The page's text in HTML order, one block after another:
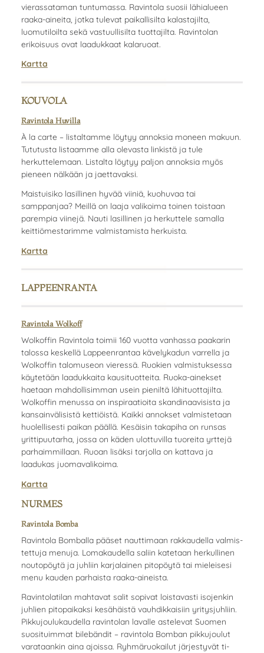
vierassataman tuntumassa. Ravintola suosii lähialueen
raaka-aineita, jotka tulevat paikallisilta kalastajilta,
luomutiloilta sekä vastuullisilta tuottajilta. Ravintolan
erikoisuus ovat laadukkaat kalaruoat.
Kartta
KOUVOLA
Ravintola Huvilla
À la carte – listaltamme löytyy annoksia moneen makuun.
Tututusta listaamme alla olevasta linkistä ja tule
herkuttelemaan. Listalta löytyy paljon annoksia myös
pieneen nälkään ja jaettavaksi.
Maistuisiko lasillinen hyvää viiniä, kuohuvaa tai
samppanjaa? Meillä on laaja valikoima toinen toistaan
parempia viinejä. Nauti lasillinen ja herkuttele samalla
keittiömestarimme valmistamista herkuista.
Kartta
LAPPEENRANTA
Ravintola Wolkoff
Wolkoffin Ravintola toimii 160 vuotta vanhassa paakarin
talossa keskellä Lappeenrantaa kävelykadun varrella ja
Wolkoffin talomuseon vieressä. Ruokien valmistuksessa
käytetään laadukkaita kausituotteita. Ruoka-ainekset
haetaan mahdollisimman usein pieniltä lähituottajilta.
Wolkoffin menussa on inspiraatioita skandinaavisista ja
kansainvälisistä kettiöistä. Kaikki annokset valmistetaan
huolellisesti paikan päällä. Kesäisin takapiha on runsas
yrittipuutarha, jossa on käden ulottuvilla tuoreita yrttejä
parhaimmillaan. Ruoan lisäksi tarjolla on kattava ja
laadukas juomavalikoima.
Kartta
NURMES
Ravintola Bomba
Ra­vin­to­la Bom­bal­la pää­set naut­ti­maan rak­kau­del­la val­mis­
tet­tu­ja me­nu­ja. Lo­ma­kau­del­la sa­liin ka­te­taan her­kul­li­nen
nou­to­pöy­tä ja juh­liin kar­ja­lai­nen pi­to­pöy­tä tai mie­lei­se­si
menu kau­den par­hais­ta raaka-ai­neis­ta.
Ra­vin­to­la­ti­lan mah­ta­vat salit so­pi­vat lois­ta­vas­ti iso­jen­kin
juh­lien pi­to­pai­kak­si ke­sä­häis­tä vauh­dik­kai­siin yri­tys­juh­liin.
Pik­ku­jou­lu­kau­del­la ra­vin­to­lan la­val­le as­te­le­vat Suo­men
suo­si­tuim­mat bi­lebän­dit – ra­vin­to­la Bom­ban pik­ku­jou­lut
va­ra­taan­kin aina ajois­sa. Ryh­mä­ruo­kai­lut jär­jes­ty­vät ti­